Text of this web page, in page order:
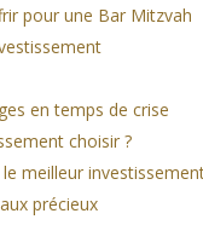
pour une Bar Mitzvah
en temps de crise
choisir ?
meilleur
précieux